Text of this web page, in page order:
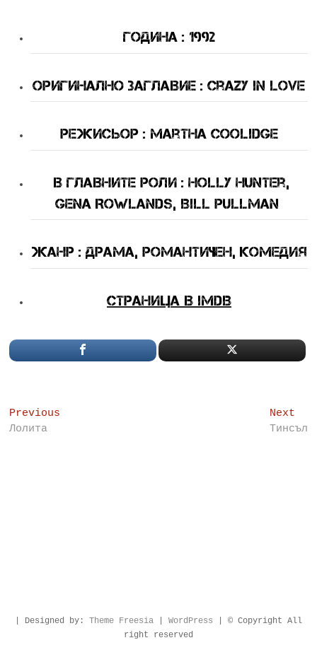
Година : 1992
оригинално Заглавие : Crazy in Love
Режисьор : Martha Coolidge
В Главните Роли: Holly Hunter,
Gena Rowlands, Bill Pullman
Жанр : драма, романтичен, комедия
Страница в IMDB
Post
navigation
Previous
Лолита
Next
Тинсъл
| Designed by: Theme Freesia| WordPress | © Copyright All
right reserved